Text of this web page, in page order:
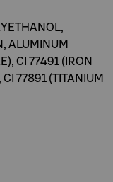
ALUMINUM
CI 77491 (IRON
77891 (TITANIUM